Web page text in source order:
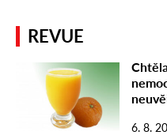
REVUE
6. 8.